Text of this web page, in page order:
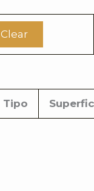
Clear
Tipo